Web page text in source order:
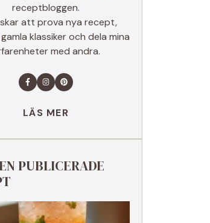
receptbloggen.
att prova nya recept,
klassiker och dela mina
med andra.
LÄS MER
PUBLICERADE